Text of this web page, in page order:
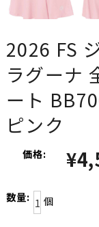
2026 FS
ラグーナ
ート
ピンク
価格:
数量: 個